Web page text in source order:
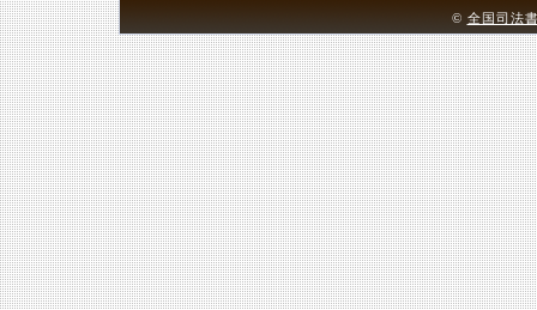
© 全国司法